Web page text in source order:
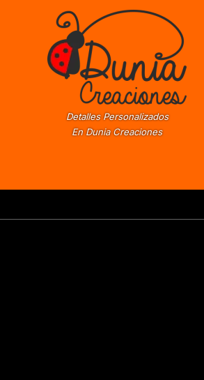
Detalles Personalizados
En Dunia Creaciones